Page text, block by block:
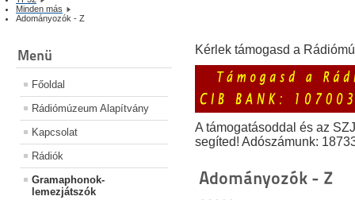
Minden más
Adományozók - Z
Menü
Főoldal
Rádiómúzeum Alapítvány
Kapcsolat
Rádiók
Gramaphonok-
lemezjátszók
Kérlek támogasd a
A támogatásoddal és az
segíted! Adószámunk:
Adományozók - Z